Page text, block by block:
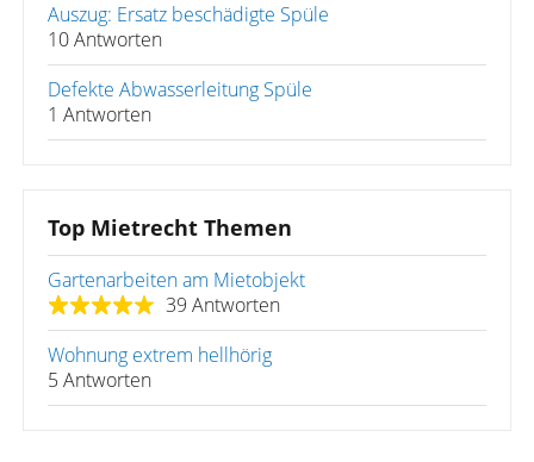
Auszug: Ersatz beschädigte Spüle
10 Antworten
Defekte Abwasserleitung Spüle
1 Antworten
Top Mietrecht Themen
Gartenarbeiten am Mietobjekt
39 Antworten
Wohnung extrem hellhörig
5 Antworten